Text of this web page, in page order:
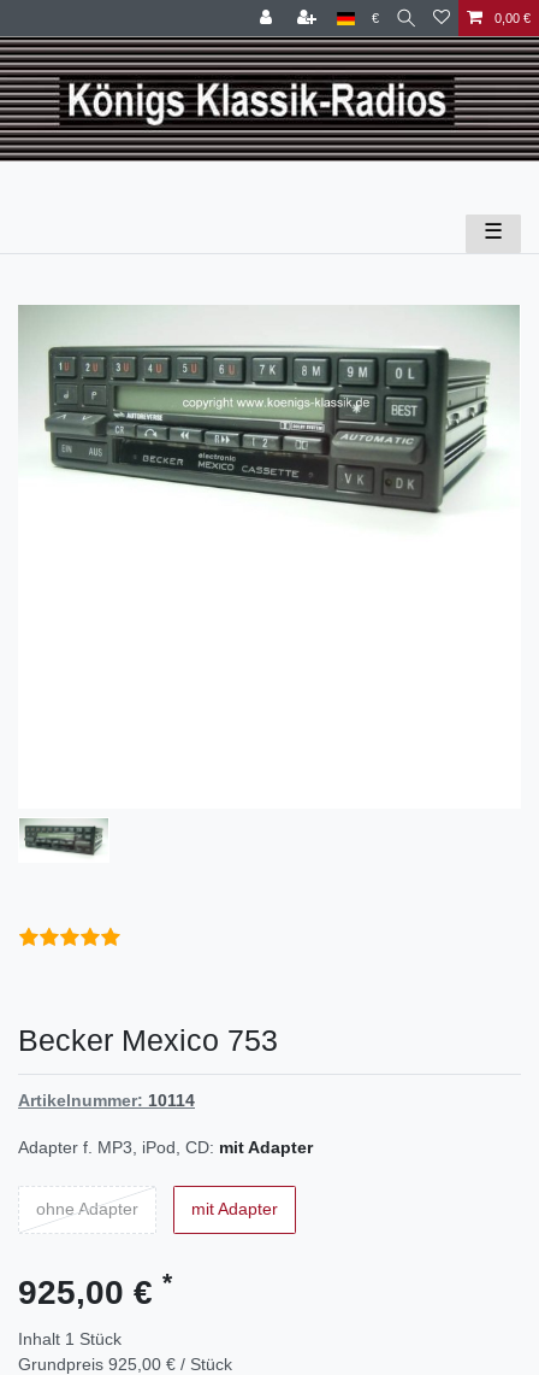
€ 0,00 €
☰
Becker Mexico 753
Artikelnummer: 10114
Adapter f. MP3, iPod, CD: mit Adapter
ohne Adapter mit Adapter
925,00 € *
Inhalt 1 Stück
Grundpreis 925,00 € / Stück